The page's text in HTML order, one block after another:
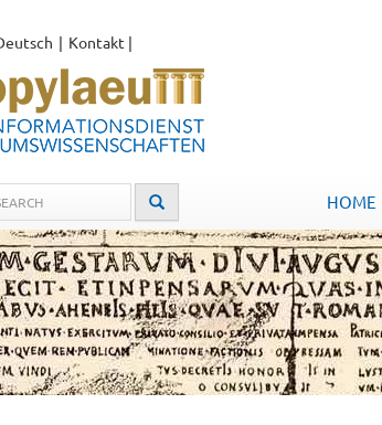
Kontakt |
HOME